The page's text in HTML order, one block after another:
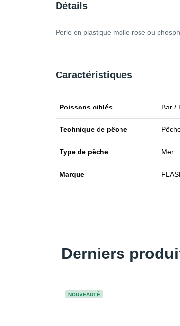
Détails
Perle en plastique molle rose ou
Caractéristiques
Poissons ciblés Bar /
Technique de pêche
Type de pêche Mer
Marque
Derniers
NOUVEAUTÉ